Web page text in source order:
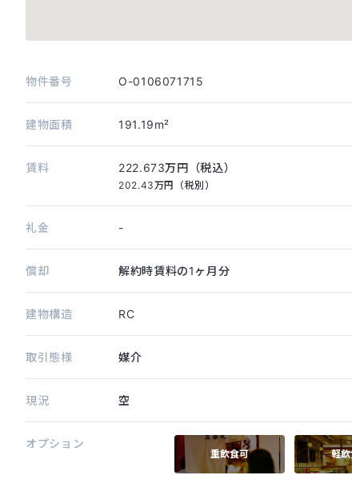
物件番号 O-0106071715
建物面積 191.19m²
賃料 222.673万円（税込）
202.43万円（税別）
礼金 -
償却 解約時賃料の1ヶ月分
建物構造 RC
取引態様 媒介
現況 空
オプション
重飲食可 軽